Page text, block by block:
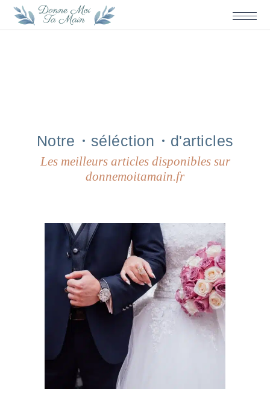
Notre séléction d'articles
Les meilleurs articles disponibles sur
donnemoitamain.fr